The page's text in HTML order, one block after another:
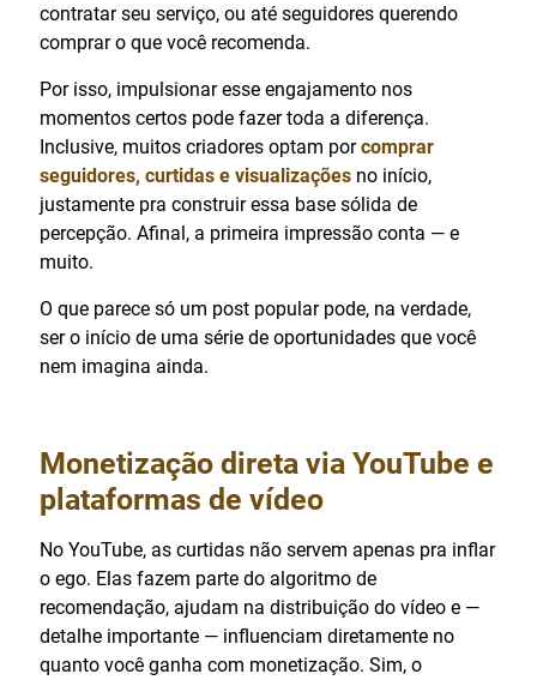
contratar seu serviço, ou até seguidores querendo
comprar o que você recomenda.
Por isso, impulsionar esse engajamento nos
momentos certos pode fazer toda a diferença.
Inclusive, muitos criadores optam porcomprar
seguidores, curtidas e visualizações no início,
justamente pra construir essa base sólida de
percepção. Afinal, a primeira impressão conta — e
muito.
O que parece só um post popular pode, na verdade,
ser o início de uma série de oportunidades que você
nem imagina ainda.
Monetização direta via YouTube e
plataformas de vídeo
No YouTube, as curtidas não servem apenas pra inflar
o ego. Elas fazem parte do algoritmo de
recomendação, ajudam na distribuição do vídeo e —
detalhe importante — influenciam diretamente no
quanto você ganha com monetização. Sim, o